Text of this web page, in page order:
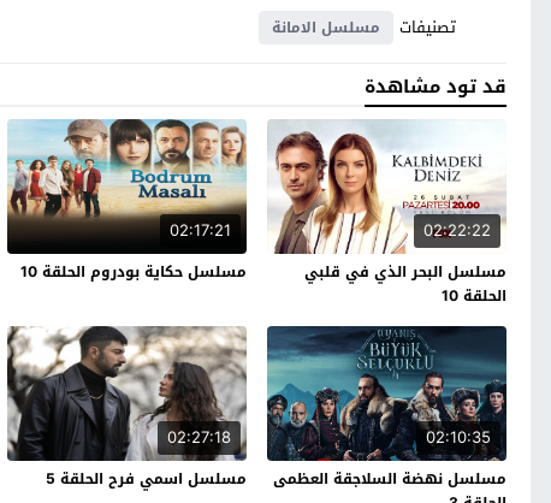
تصنيفات مسلسل الامانة
قد تود مشاهدة
02:22:22
مسلسل البحر الذي في قلبي
الحلقة 10
02:17:21
مسلسل حكاية بودروم الحلقة 10
02:10:35
مسلسل نهضة السلاجقة العظمى
02:27:18
مسلسل اسمي فرح الحلقة 5